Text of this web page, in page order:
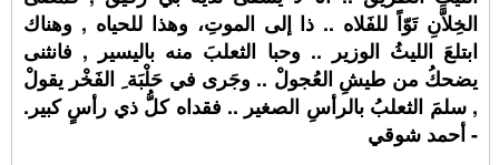
الخِلاَّنِ تَوّاً للفَلاه .. ذا إلى الموتِ، وهذا للحياه , وهناك
ابتلعَ الليثُ الوزير .. وحبا الثعلبَ منه باليسير , فانثنى
يضحكُ من طيشِ العُجولْ .. وجَرى في حَلْبَة ِ الفَخْر يقولْ
, سلمَ الثعلبُ بالرأسِ الصغير .. فقداه كلُّ ذي رأسٍ كبير.
- أحمد شوقي